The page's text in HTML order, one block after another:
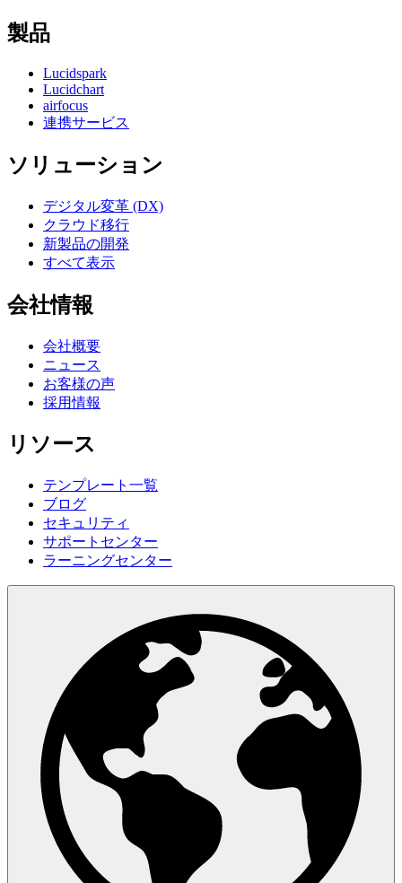
製品
Lucidspark
Lucidchart
airfocus
連携サービス
ソリューション
デジタル変革 (DX)
クラウド移行
新製品の開発
すべて表示
会社情報
会社概要
ニュース
お客様の声
採用情報
リソース
テンプレート一覧
ブログ
セキュリティ
サポートセンター
ラーニングセンター